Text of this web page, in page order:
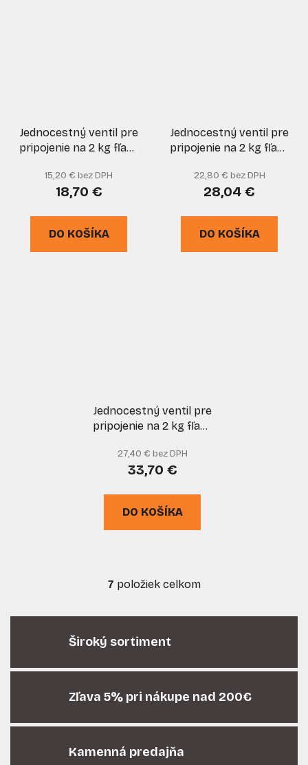
Jednocestný ventil pre
pripojenie na 2 kg fľašu
M9 x 0,75 LH, MEVA
15,20 € bez DPH
18,70 €
DO KOŠÍKA
Jednocestný ventil pre
pripojenie na 2 kg fľašu
G3/8" LH, MEVA
22,80 € bez DPH
28,04 €
DO KOŠÍKA
Jednocestný ventil pre
pripojenie na 2 kg fľašu
W21,8 LH, MEVA
27,40 € bez DPH
33,70 €
DO KOŠÍKA
O
l
á
a
i
p
v
7 položiek celkom
Široký sortiment
Zľava 5% pri nákupe nad 200€
Kamenná predajňa